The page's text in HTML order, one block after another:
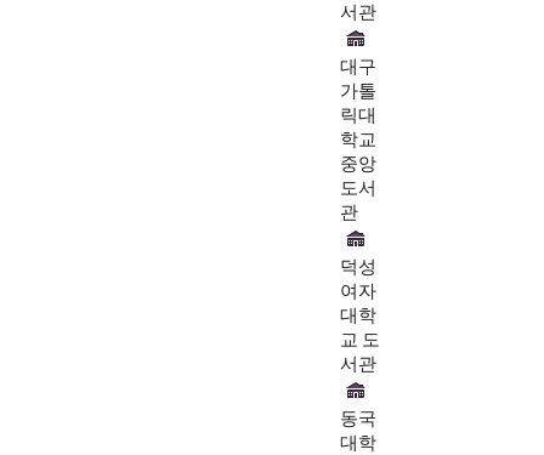
서관
대구
가톨
릭대
학교
중앙
도서
관
덕성
여자
대학
교 도
서관
동국
대학